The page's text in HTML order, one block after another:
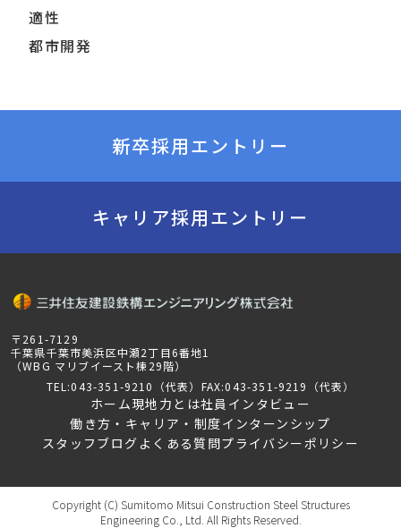
適性
都市開発
新卒採用エントリー
キャリア採用エントリー
〒261-7129
千葉県千葉市美浜区中瀬2丁目6番地1
（WBG マリブイースト棟29階）
TEL:043-351-9210（代表） FAX:043-351-9219（代表）
ホーム現地力とは社員インタビュー
働き方・キャリア・制度インターンシップ
スタッフブログ よくある質問プライバシーポリシー
Copyright (C) Sumitomo Mitsui Construction Steel Structures
Engineering Co., Ltd. All Rights Reserved.